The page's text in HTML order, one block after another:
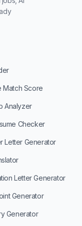
Match Score
Analyzer
Checker
Letter Generator
Letter Generator
Generator
Generator